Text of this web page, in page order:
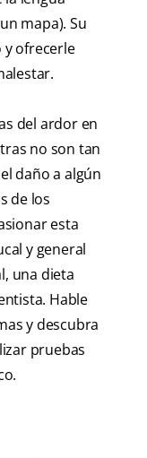
mapa). Su
ofrecerle
del ardor en
no son tan
daño a algún
de los
esta
y general
una dieta
Hable
y descubra
pruebas